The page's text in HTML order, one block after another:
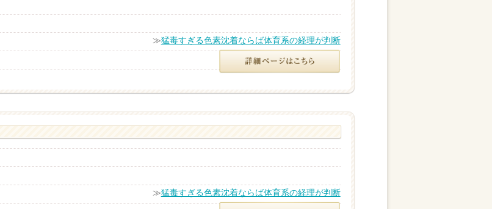
≫猛毒すぎる色素沈着ならば体育系の経理が判断
≫猛毒すぎる色素沈着ならば体育系の経理が判断